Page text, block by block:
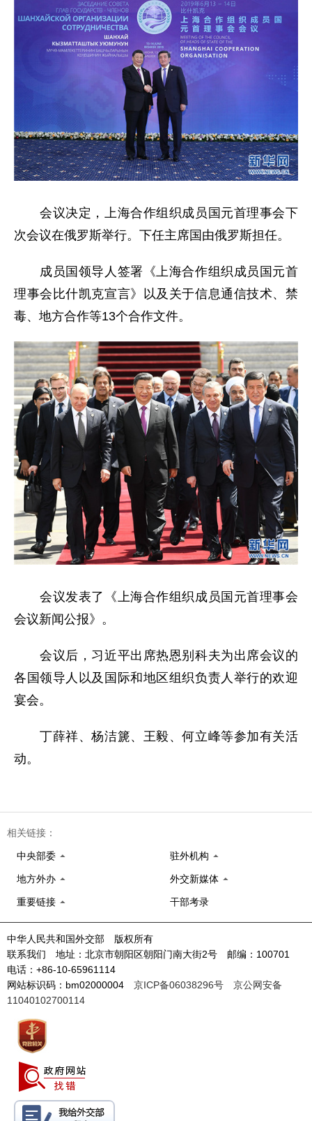
会议决定，上海合作组织成员国元首理事会下
次会议在俄罗斯举行。下任主席国由俄罗斯担任。
成员国领导人签署《上海合作组织成员国元首
理事会比什凯克宣言》以及关于信息通信技术、禁
毒、地方合作等13个合作文件。
会议发表了《上海合作组织成员国元首理事会
会议新闻公报》。
会议后，习近平出席热恩别科夫为出席会议的
各国领导人以及国际和地区组织负责人举行的欢迎
宴会。
丁薛祥、杨洁篪、王毅、何立峰等参加有关活
动。
相关链接：
中央部委 驻外机构
地方外办 外交新媒体
重要链接 干部考录
中华人民共和国外交部 版权所有
联系我们 地址：北京市朝阳区朝阳门南大街2号 邮编：100701
电话：+86-10-65961114
网站标识码：bm02000004 京ICP备06038296号
京公网安备
11040102700114